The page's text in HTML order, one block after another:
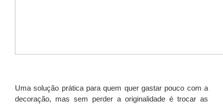
Uma solução prática para quem quer gastar pouco com a
decoração, mas sem perder a originalidade é trocar as